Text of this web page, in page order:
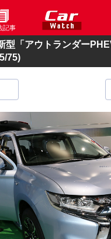
記事
型「アウトランダー
75)